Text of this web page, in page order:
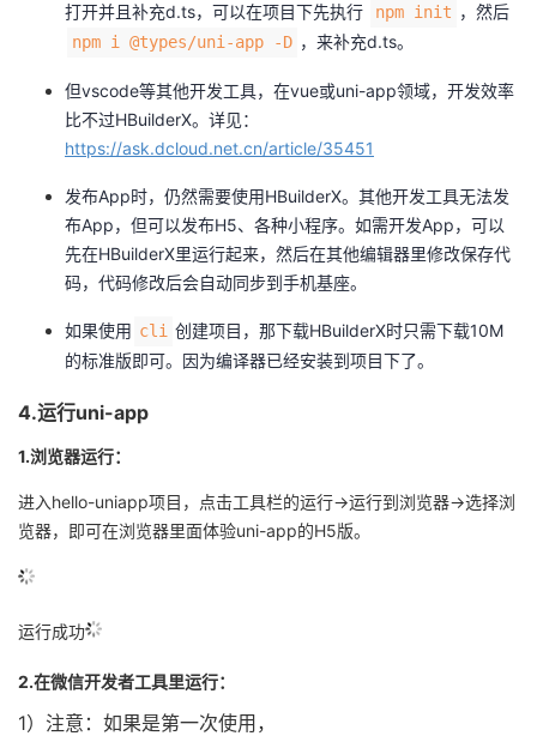
打开并且补充d.ts，可以在项目下先执行
npm init ，然后
npm i @types/uni-app -D ，来补充d.ts。
但vscode等其他开发工具，在vue或uni-app领域，开发效率
比不过HBuilderX。详见：
https://ask.dcloud.net.cn/article/35451
发布App时，仍然需要使用HBuilderX。其他开发工具无法发
布App，但可以发布H5、各种小程序。如需开发App，可以
先在HBuilderX里运行起来，然后在其他编辑器里修改保存代
码，代码修改后会自动同步到手机基座。
如果使用 cli 创建项目，那下载HBuilderX时只需下载10M
的标准版即可。因为编译器已经安装到项目下了。
4.运行uni-app
1.浏览器运行：
进入hello-uniapp项目，点击工具栏的运行->运行到浏览器->选择浏
览器，即可在浏览器里面体验uni-app的H5版。
运行成功
2.在微信开发者工具里运行：
1）注意：如果是第一次使用，